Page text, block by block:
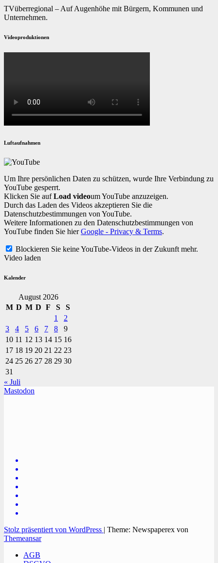
TVüberregional – Auf Augenhöhe mit Bürgern, Kommunen und
Unternehmen.
Videoproduktionen
Luftaufnahmen
Um Ihre persönlichen Daten zu schützen, wurde Ihre Verbindung zu
YouTube gesperrt.
Klicken Sie aufLoad videoum YouTube anzuzeigen.
Durch das Laden des Videos akzeptieren Sie die
Datenschutzbestimmungen von YouTube.
Weitere Informationen zu den Datenschutzbestimmungen von
YouTube finden Sie hierGoogle - Privacy & Terms.
Blockieren Sie keine YouTube-Videos in der Zukunft mehr.
Video laden
Kalender
August 2026
M D M D F S
S
1
2
3
4 5 6 7 8
9
10 11 12 13 14 15 16
17 18 19 20 21 22 23
24 25 26 27 28 29 30
31
« Juli
Mastodon
Stolz präsentiert von WordPress | Theme: Newspaperex von
Themeansar
AGB